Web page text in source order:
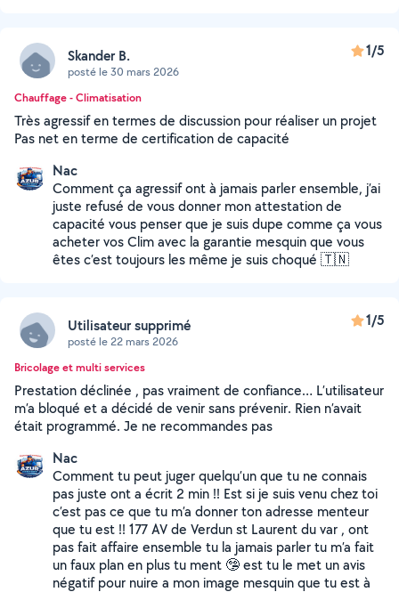
Skander B.
posté le 30 mars 2026
1/5
Chauffage - Climatisation
Très agressif en termes de discussion pour réaliser un projet
Pas net en terme de certification de capacité
Nac
Comment ça agressif ont à jamais parler ensemble, j’ai
juste refusé de vous donner mon attestation de
capacité vous penser que je suis dupe comme ça vous
acheter vos Clim avec la garantie mesquin que vous
êtes c’est toujours les même je suis choqué 🇹🇳
Utilisateur supprimé
posté le 22 mars 2026
1/5
Bricolage et multi services
Prestation déclinée , pas vraiment de confiance… L’utilisateur
m’a bloqué et a décidé de venir sans prévenir. Rien n’avait
était programmé. Je ne recommandes pas
Nac
Comment tu peut juger quelqu’un que tu ne connais
pas juste ont a écrit 2 min !! Est si je suis venu chez toi
c’est pas ce que tu m’a donner ton adresse menteur
que tu est !! 177 AV de Verdun st Laurent du var , ont
pas fait affaire ensemble tu la jamais parler tu m’a fait
un faux plan en plus tu ment 🤥 est tu le met un avis
négatif pour nuire a mon image mesquin que tu est à